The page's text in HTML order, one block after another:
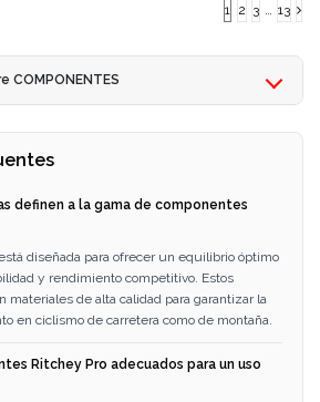
1 2 3 13
COMPONENTES
definen a la gama de componentes
diseñada para ofrecer un equilibrio óptimo
y rendimiento competitivo. Estos
materiales de alta calidad para garantizar la
en ciclismo de carretera como de montaña.
Ritchey Pro adecuados para un uso